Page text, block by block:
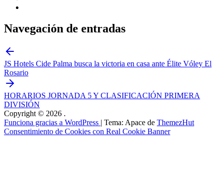
Navegación de entradas
JS Hotels Cide Palma busca la victoria en casa ante Élite Vóley El
Rosario
HORARIOS JORNADA 5 Y CLASIFICACIÓN PRIMERA
DIVISIÓN
Copyright © 2026 .
Funciona gracias a WordPress | Tema: Apace de ThemezHut
Consentimiento de Cookies con Real Cookie Banner